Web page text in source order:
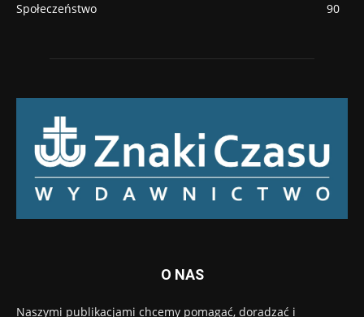
Społeczeństwo
90
O NAS
Naszymi publikacjami chcemy pomagać, doradzać i